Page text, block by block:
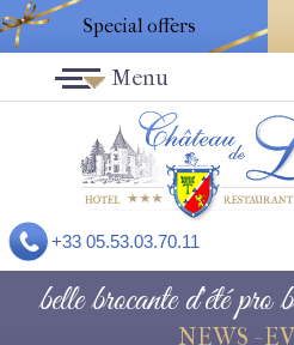
Special offers
+33 05.53.03.70.11
Menu
belle brocante d'été pro
NEWS -